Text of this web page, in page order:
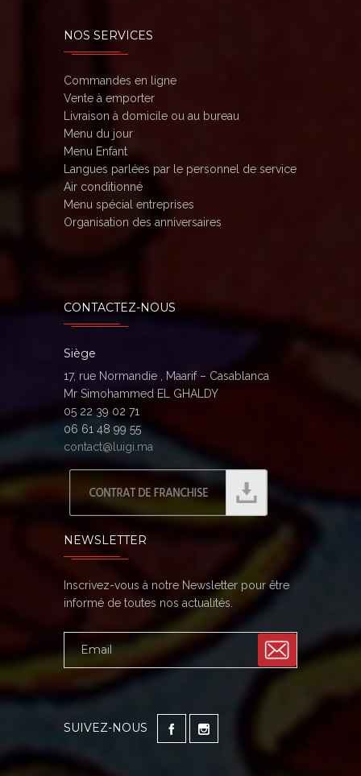
NOS SERVICES
Commandes en ligne
Vente à emporter
Livraison à domicile ou au bureau
Menu du jour
Menu Enfant
Langues parlées par le personnel de service
Air conditionné
Menu spécial entreprises
Organisation des anniversaires
CONTACTEZ-NOUS
Siège
17, rue Normandie , Maarif – Casablanca
Mr Simohammed EL GHALDY
05 22 39 02 71
06 61 48 99 55
contact@luigi.ma
NEWSLETTER
Inscrivez-vous à notre Newsletter pour être
informé de toutes nos actualités.
SUIVEZ-NOUS